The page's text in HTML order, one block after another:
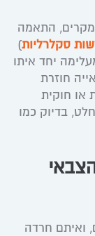
התאמה
סקלרליות)
יחד איתו
חוזרת
או חוקית
בדיוק כמו
ואיתם חרדה